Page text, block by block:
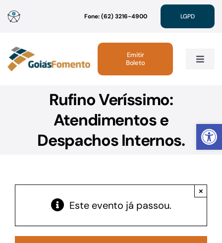
Abrir
para
conteúdo
Fone: (62) 3216-4900 LGPD
Toggle
Institucional
Linhas de Crédito
Acesso à Informação
Emitir
Boleto
Rufino Veríssimo:
Atendimentos e
Despachos Internos.
Este evento já passou.
×